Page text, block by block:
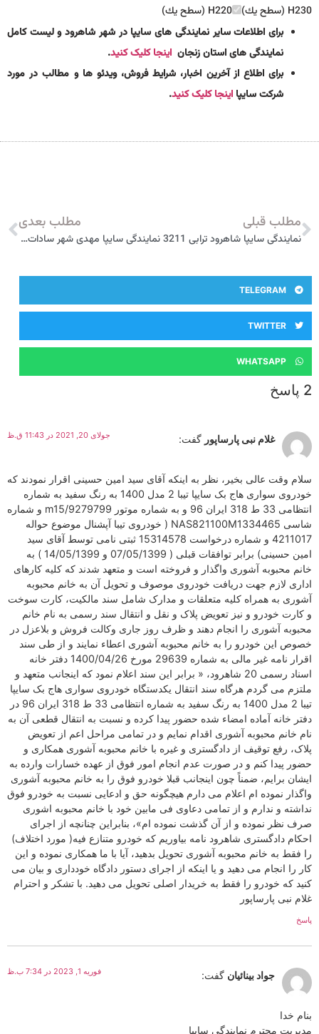
H230 (سطح يك)
H220 (سطح يك)
برای اطلاعات سایر نمایندگی های سایپا در شهر شاهرود و لیست کامل
نمایندگی های استان زنجان اینجا کلیک کنید.
برای اطلاع از آخرین اخبار، شرایط فروش، ویدئو ها و مطالب در مورد
شرکت سایپااینجا کلیک کنید.
مطلب قبلی
نمایندگی سایپا شاهرود ترابی 3211
مطلب بعدی
نمایندگی سایپا مهدی شهر سادات 3219
TELEGRAM
TWITTER
WHATSAPP
2 پاسخ
غلام نبی پارساپور گفت: جولای 20, 2021 در 11:43 ق.ظ
سلام وقت عالی بخیر، نظر به اینکه آقای سید امین حسینی اقرار نمودند که
خودروی سواری هاج بک سایپا تیبا 2 مدل 1400 به رنگ سفید به شماره
انتظامی 33 ط 318 ایران 96 و به شماره موتور m15/9279799 و شماره
شاسی NAS821100M1334465 ( خودروی تیبا آپشنال موضوع حواله
4211017 و شماره درخواست 15314578 ثبتی نامی توسط آقای سید
امین حسینی) برابر توافقات قبلی ( 07/05/1399 و 14/05/1399 ) به
خانم محبوبه آشوری واگذار و فروخته است و متعهد شدند که کلیه کارهای
اداری لازم جهت دریافت خودروی موصوف و تحویل آن به خانم محبوبه
آشوری به همراه کلیه متعلقات و مدارک شامل سند مالکیت، کارت سوخت
و کارت خودرو و نیز تعویض پلاک و نقل و انتقال سند رسمی به نام خانم
محبوبه آشوری را انجام دهند و ظرف روز جاری وکالت فروش و بلاعزل در
خصوص این خودرو را به خانم محبوبه آشوری اعطاء نمایند و از طی سند
اقرار نامه غیر مالی به شماره 29639 مورخ 1400/04/26 دفتر خانه
اسناد رسمی 20 شاهرود، « برابر این سند اعلام نمود که اینجانب متعهد و
ملتزم می گردم هرگاه سند انتقال یکدستگاه خودروی سواری هاج بک سایپا
تیبا 2 مدل 1400 به رنگ سفید به شماره انتظامی 33 ط 318 ایران 96 در
دفتر خانه آماده امضاء شده حضور پیدا کرده و نسبت به انتقال قطعی آن به
نام خانم محبوبه آشوری اقدام نمایم و در تمامی مراحل اعم از تعویض
پلاک، رفع توقیف از دادگستری و غیره با خانم محبوبه آشوری همکاری و
حضور پیدا کنم و در صورت عدم انجام امور فوق از عهده خسارات وارده به
ایشان برایم، ضمناً چون اینجانب قبلا خودرو فوق را به خانم محبوبه آشوری
واگذار نموده ام اعلام می دارم هیچگونه حق و ادعایی نسبت به خودرو فوق
نداشته و ندارم و از تمامی دعاوی فی مابین خود با خانم محبوبه اشوری
صرف نظر نموده و از آن گذشت نموده ام»، بنابراین چنانچه از اجرای
احکام دادگستری شاهرود نامه بیاوریم که خودرو متنازع فیه( مورد اختلاف)
را فقط به خانم محبوبه آشوری تحویل بدهید، آیا با ما همکاری نموده و این
کار را انجام می دهید و یا اینکه از اجرای دستور دادگاه خودداری و بیان می
کنید که خودرو را فقط به خریدار اصلی تحویل می دهید. با تشکر و احترام
غلام نبی پارساپور
پاسخ
جواد بینائیان گفت: فوریه 1, 2023 در 7:34 ب.ظ
بنام خدا
مدیریت محترم نمایندگی سایپا